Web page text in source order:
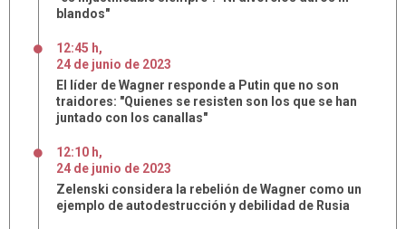
blandos"
12:45 h,
24 de junio de 2023
El líder de Wagner responde a Putin que no son
traidores: "Quienes se resisten son los que se han
juntado con los canallas"
12:10 h,
24 de junio de 2023
Zelenski considera la rebelión de Wagner como un
ejemplo de autodestrucción y debilidad de Rusia